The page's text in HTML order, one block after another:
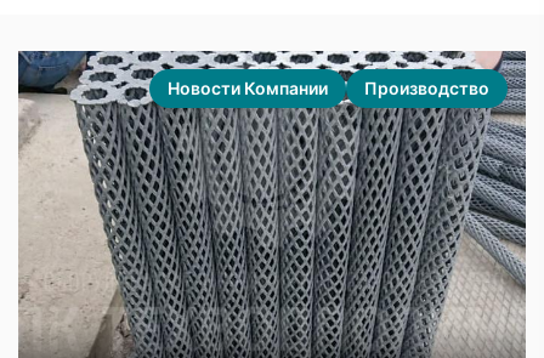
Новости Компании Производство